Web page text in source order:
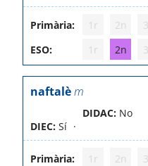
Primària: 1r 2n
ESO:
1r 2n
naftalèm
DIEC: Sí
DIDAC: No
Primària: 1r 2n